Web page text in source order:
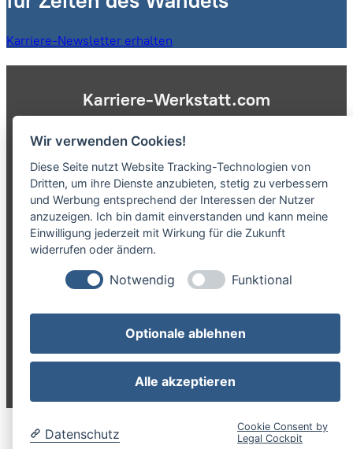
Karriere-Newsletter erhalten
Karriere-Werkstatt.com
ist eine Marke der NCN GmbH
NCN GmbH
Anrather Str. 21
47877 Willich
Datenschutz|Impressum
Wir verwenden Cookies!
Diese Seite nutzt Website Tracking-Technologien von
Dritten, um ihre Dienste anzubieten, stetig zu verbessern
und Werbung entsprechend der Interessen der Nutzer
anzuzeigen. Ich bin damit einverstanden und kann meine
Einwilligung jederzeit mit Wirkung für die Zukunft
widerrufen oder ändern.
Notwendig Funktional
Optionale ablehnen
Alle akzeptieren
Datenschutz
Cookie Consent by
Legal Cockpit